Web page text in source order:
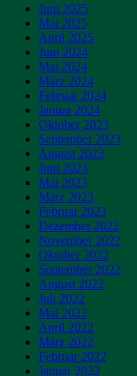
Juni 2025
Mai 2025
April 2025
Juni 2024
Mai 2024
März 2024
Februar 2024
Januar 2024
Oktober 2023
September 2023
August 2023
Juni 2023
Mai 2023
März 2023
Februar 2023
Dezember 2022
November 2022
Oktober 2022
September 2022
August 2022
Juli 2022
Mai 2022
April 2022
März 2022
Februar 2022
Januar 2022